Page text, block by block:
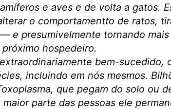
e aves e de volta a gatos.
o comportamentto de ratos,
e presumivelmente tornando
hospedeiro.
bem-sucedido,
incluindo em nós mesmos.
que pegam do solo ou
maior parte das pessoas ele